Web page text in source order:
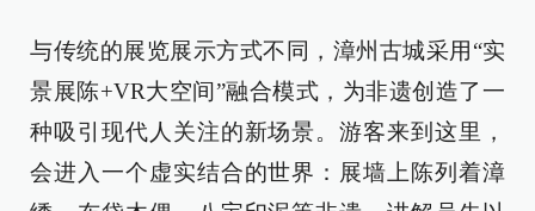
与传统的展览展示方式不同，漳州古城采用“实
景展陈+VR大空间”融合模式，为非遗创造了一
种吸引现代人关注的新场景。游客来到这里，
会进入一个虚实结合的世界：展墙上陈列着漳